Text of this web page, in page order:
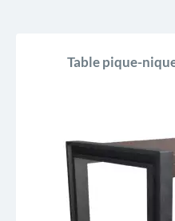
Table pique-